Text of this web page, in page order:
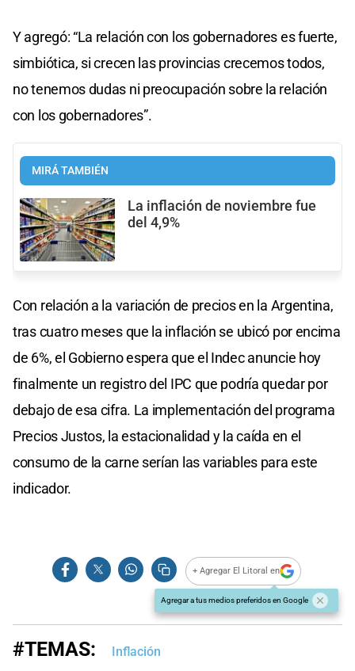
Y agregó: “La relación con los gobernadores es fuerte,
simbiótica, si crecen las provincias crecemos todos,
no tenemos dudas ni preocupación sobre la relación
con los gobernadores”.
MIRÁ TAMBIÉN
La inflación de noviembre fue
del 4,9%
Con relación a la variación de precios en la Argentina,
tras cuatro meses que la inflación se ubicó por encima
de 6%, el Gobierno espera que el Indec anuncie hoy
finalmente un registro del IPC que podría quedar por
debajo de esa cifra. La implementación del programa
Precios Justos, la estacionalidad y la caída en el
consumo de la carne serían las variables para este
indicador.
+ Agregar El Litoral en
Agregar a tus medios preferidos en Google
#TEMAS: Inflación